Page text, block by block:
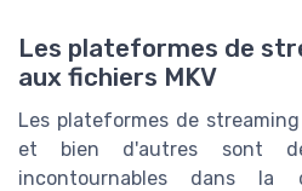
Les plateformes de
aux fichiers MKV
Les plateformes de
et bien d'autres sont
incontournables dans la